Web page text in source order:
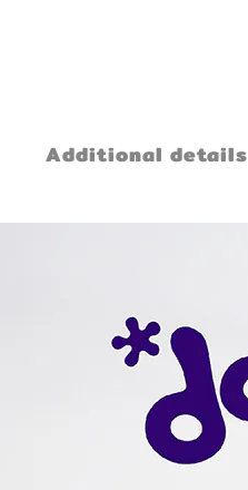
Additional details